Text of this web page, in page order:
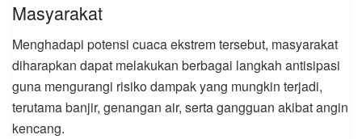
Masyarakat
Menghadapi potensi cuaca ekstrem tersebut, masyarakat
diharapkan dapat melakukan berbagai langkah antisipasi
guna mengurangi risiko dampak yang mungkin terjadi,
terutama banjir, genangan air, serta gangguan akibat angin
kencang.